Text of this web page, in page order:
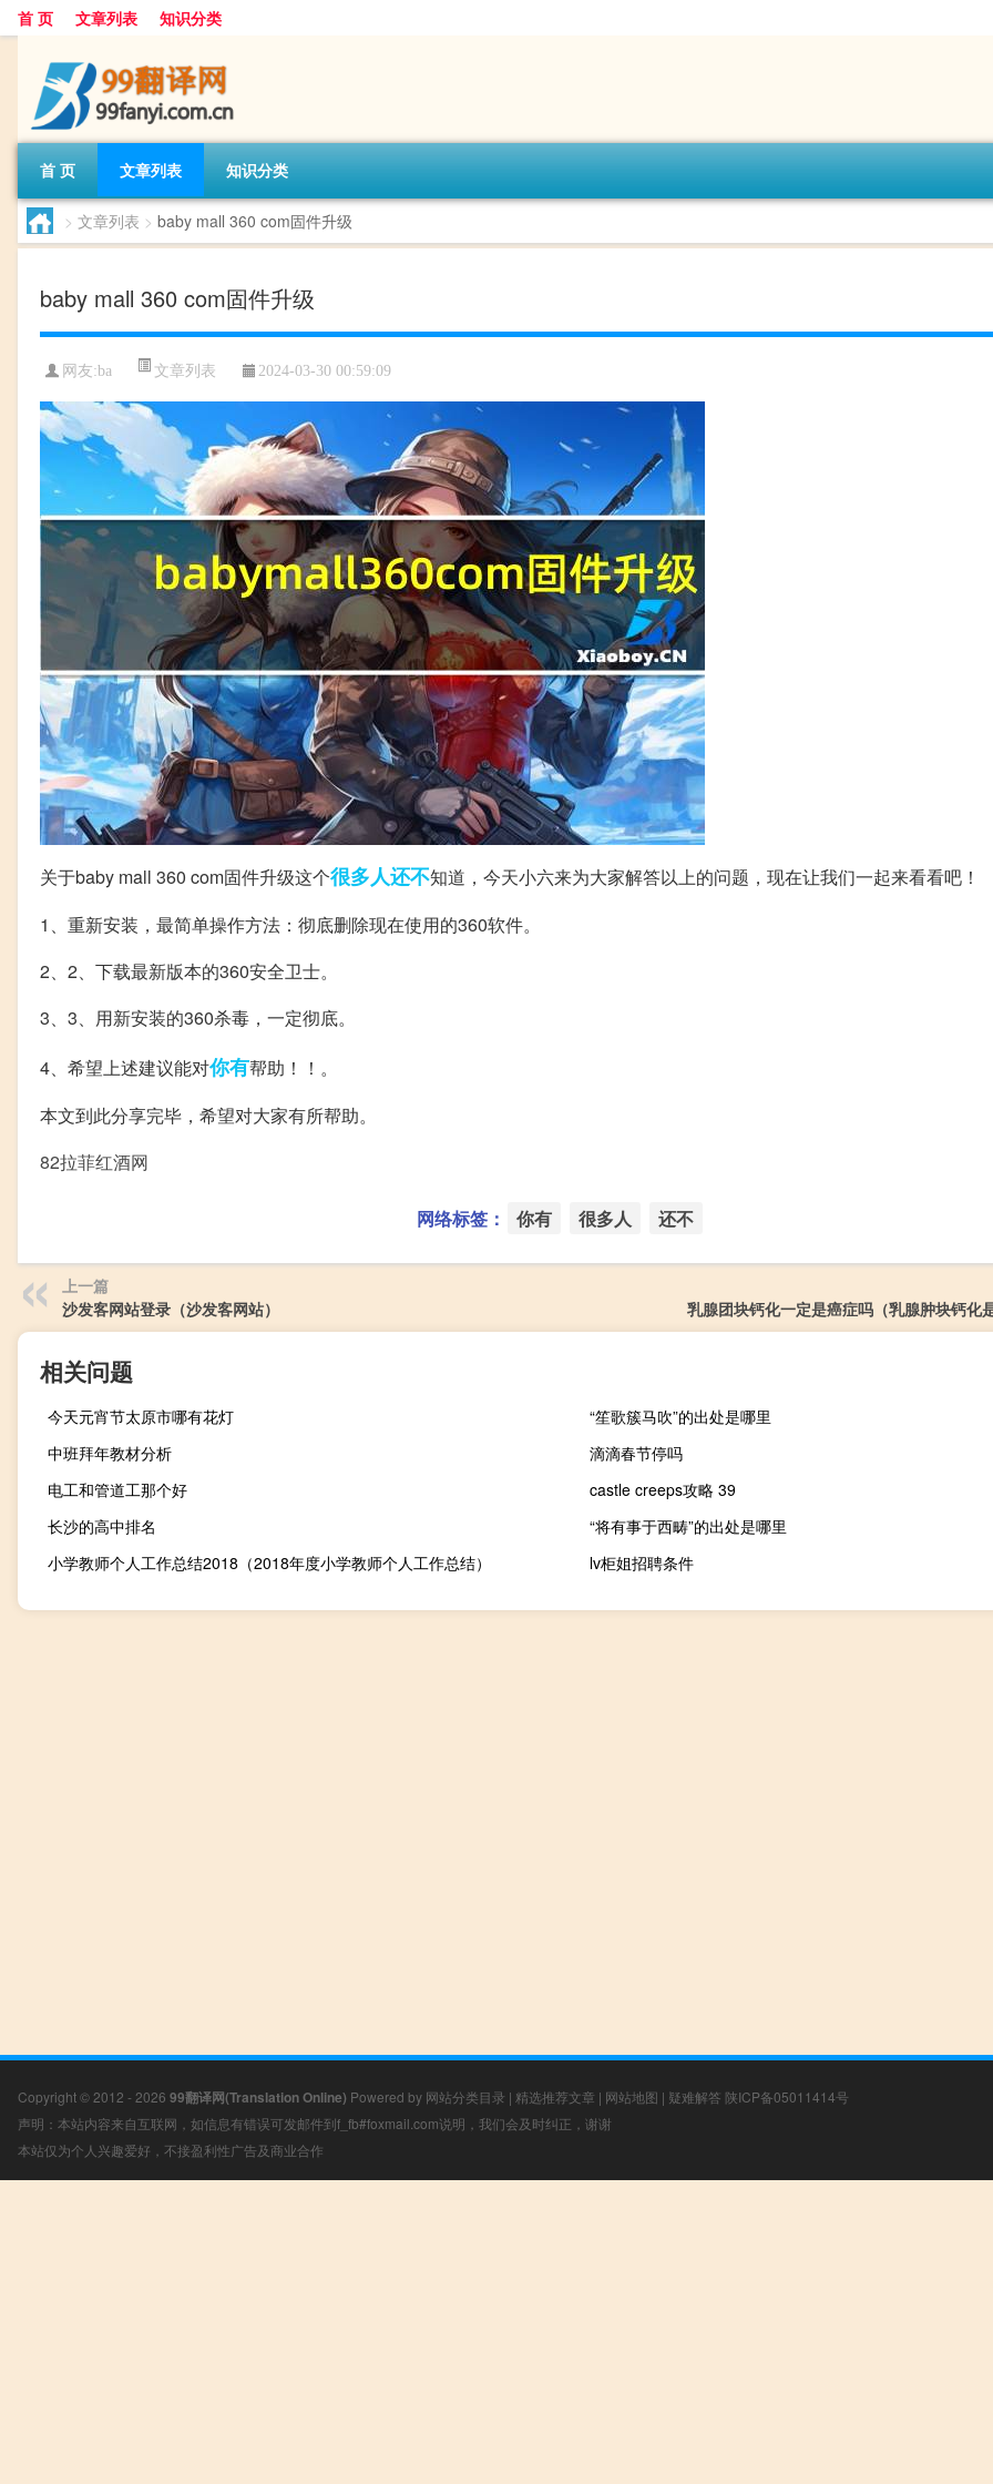
首 页 文章列表 知识分类
首 页 文章列表 知识分类
> 文章列表 > baby mall 360 com固件升级
baby mall 360 com固件升级
网友:ba 文章列表 2024-03-30 00:59:09
关于baby mall 360 com固件升级这个很多人还不知道，今天小六来为大家解答以上的问题，现在让我们一起来看看吧！
1、重新安装，最简单操作方法：彻底删除现在使用的360软件。
2、2、下载最新版本的360安全卫士。
3、3、用新安装的360杀毒，一定彻底。
4、希望上述建议能对你有帮助！！。
本文到此分享完毕，希望对大家有所帮助。
82拉菲红酒网
网络标签： 你有 很多人 还不
上一篇
沙发客网站登录（沙发客网站）
乳腺团块钙化一定是癌症吗（乳腺肿块钙化
相关问题
今天元宵节太原市哪有花灯
“笙歌簇马吹”的出处是哪里
中班拜年教材分析
滴滴春节停吗
电工和管道工那个好
castle creeps攻略 39
长沙的高中排名
“将有事于西畴”的出处是哪里
小学教师个人工作总结2018（2018年度小学教师个人工作总结）
lv柜姐招聘条件
Copyright © 2012 - 2026 99翻译网(Translation Online) Powered by 网站分类目录 | 精选推荐文章 | 网站地图 | 疑难解答 陕ICP备05011414号
声明：本站内容来自互联网，如信息有错误可发邮件到f_fb#foxmail.com说明，我们会及时纠正，谢谢
本站仅为个人兴趣爱好，不接盈利性广告及商业合作